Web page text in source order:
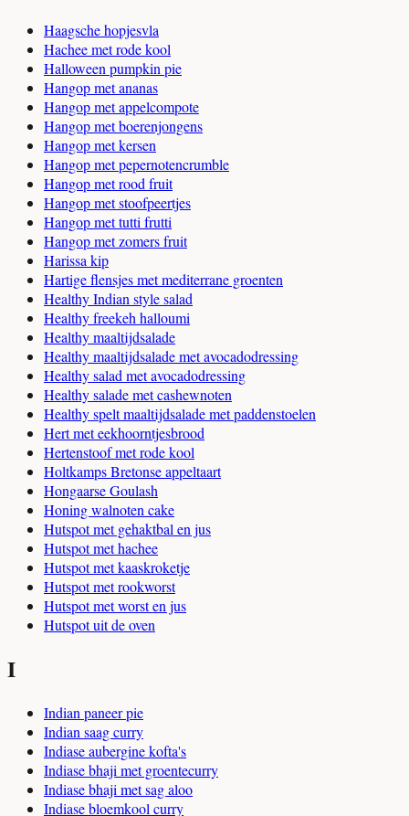
Haagsche hopjesvla
Hachee met rode kool
Halloween pumpkin pie
Hangop met ananas
Hangop met appelcompote
Hangop met boerenjongens
Hangop met kersen
Hangop met pepernotencrumble
Hangop met rood fruit
Hangop met stoofpeertjes
Hangop met tutti frutti
Hangop met zomers fruit
Harissa kip
Hartige flensjes met mediterrane groenten
Healthy Indian style salad
Healthy freekeh halloumi
Healthy maaltijdsalade
Healthy maaltijdsalade met avocadodressing
Healthy salad met avocadodressing
Healthy salade met cashewnoten
Healthy spelt maaltijdsalade met paddenstoelen
Hert met eekhoorntjesbrood
Hertenstoof met rode kool
Holtkamps Bretonse appeltaart
Hongaarse Goulash
Honing walnoten cake
Hutspot met gehaktbal en jus
Hutspot met hachee
Hutspot met kaaskroketje
Hutspot met rookworst
Hutspot met worst en jus
Hutspot uit de oven
I
Indian paneer pie
Indian saag curry
Indiase aubergine kofta's
Indiase bhaji met groentecurry
Indiase bhaji met sag aloo
Indiase bloemkool curry